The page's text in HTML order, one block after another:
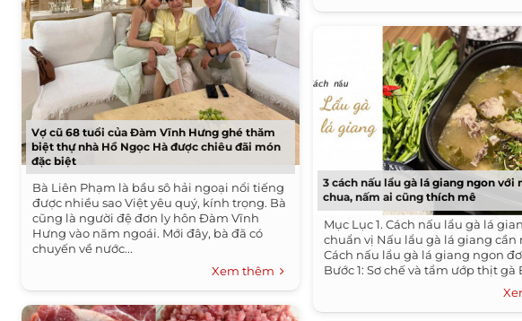
Vợ cũ 68 tuổi của Đàm Vĩnh Hưng ghé thăm
biệt thự nhà Hồ Ngọc Hà được chiêu đãi món
đặc biệt
Bà Liên Phạm là bầu sô hải ngoại nổi tiếng
được nhiều sao Việt yêu quý, kính trọng. Bà
cũng là người đệ đơn ly hôn Đàm Vĩnh
Hưng vào năm ngoái. Mới đây, bà đã có
chuyến về nước...
Xem thêm
3 cách nấu lẩu gà lá giang ngon với
chua, nấm ai cũng thích mê
Mục Lục 1. Cách nấu lẩu gà lá
chuẩn vị Nấu lẩu gà lá giang cần
Cách nấu lẩu gà lá giang ngon
Bước 1: Sơ chế và tẩm ướp thịt gà